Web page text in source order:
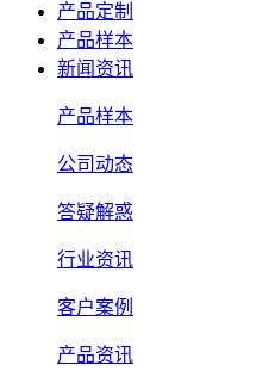
产品定制
产品样本
新闻资讯
产品样本
公司动态
答疑解惑
行业资讯
客户案例
产品资讯